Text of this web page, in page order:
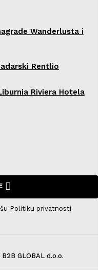
Wanderlusta i
Rentlio
Riviera Hotela
Politiku privatnosti
GLOBAL d.o.o.